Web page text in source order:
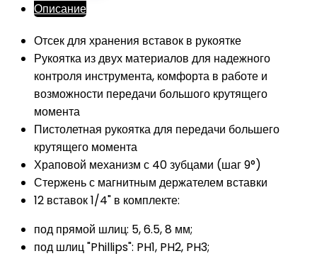
Описание
Отсек для хранения вставок в рукоятке
Рукоятка из двух материалов для надежного
контроля инструмента, комфорта в работе и
возможности передачи большого крутящего
момента
Пистолетная рукоятка для передачи большего
крутящего момента
Храповой механизм с 40 зубцами (шаг 9°)
Стержень с магнитным держателем вставки
12 вставок 1/4" в комплекте:
под прямой шлиц: 5, 6.5, 8 мм;
под шлиц "Phillips": PH1, PH2, PH3;